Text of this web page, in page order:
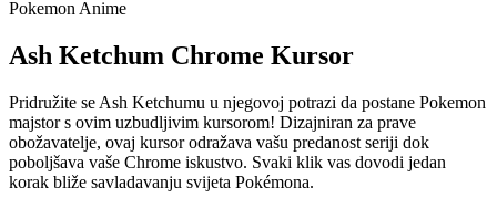
Pokemon Anime
Ash Ketchum Chrome Kursor
Pridružite se Ash Ketchumu u njegovoj potrazi da postane Pokemon
majstor s ovim uzbudljivim kursorom! Dizajniran za prave
obožavatelje, ovaj kursor odražava vašu predanost seriji dok
poboljšava vaše Chrome iskustvo. Svaki klik vas dovodi jedan
korak bliže savladavanju svijeta Pokémona.